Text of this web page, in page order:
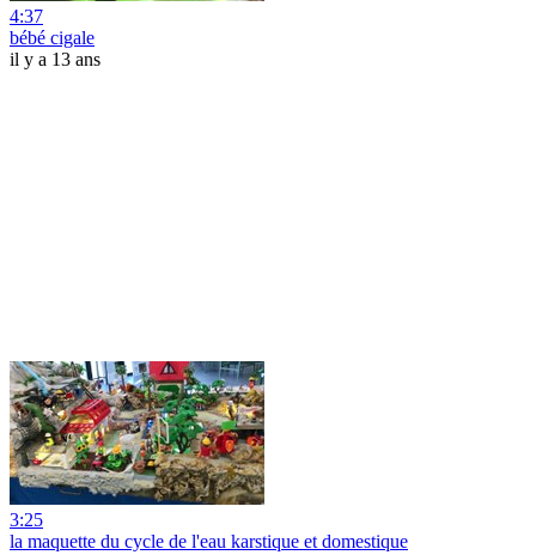
4:37
bébé cigale
il y a 13 ans
3:25
la maquette du cycle de l'eau karstique et domestique